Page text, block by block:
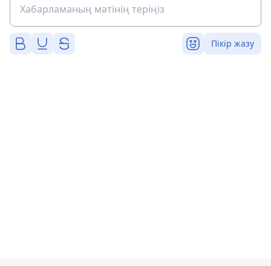
Пікір жазу